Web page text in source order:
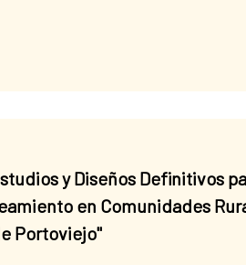
y Diseños Definitivos
en Comunidades
Portoviejo"